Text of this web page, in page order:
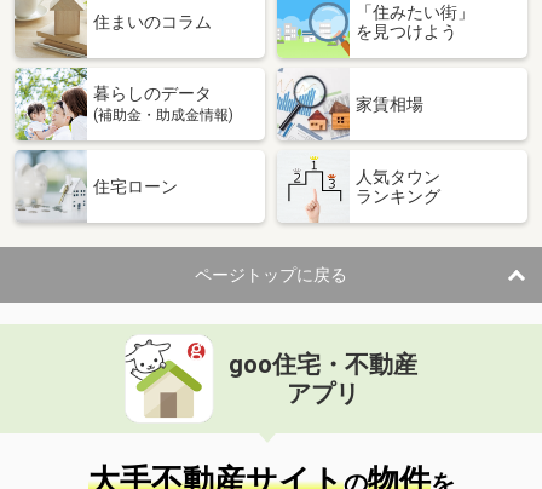
住まいのコラム
「住みたい街」
を見つけよう
暮らしのデータ
(補助金・助成金情報)
家賃相場
住宅ローン
人気タウン
ランキング
ページトップに戻る
goo住宅・不動産
アプリ
大手不動産サイトの物件を